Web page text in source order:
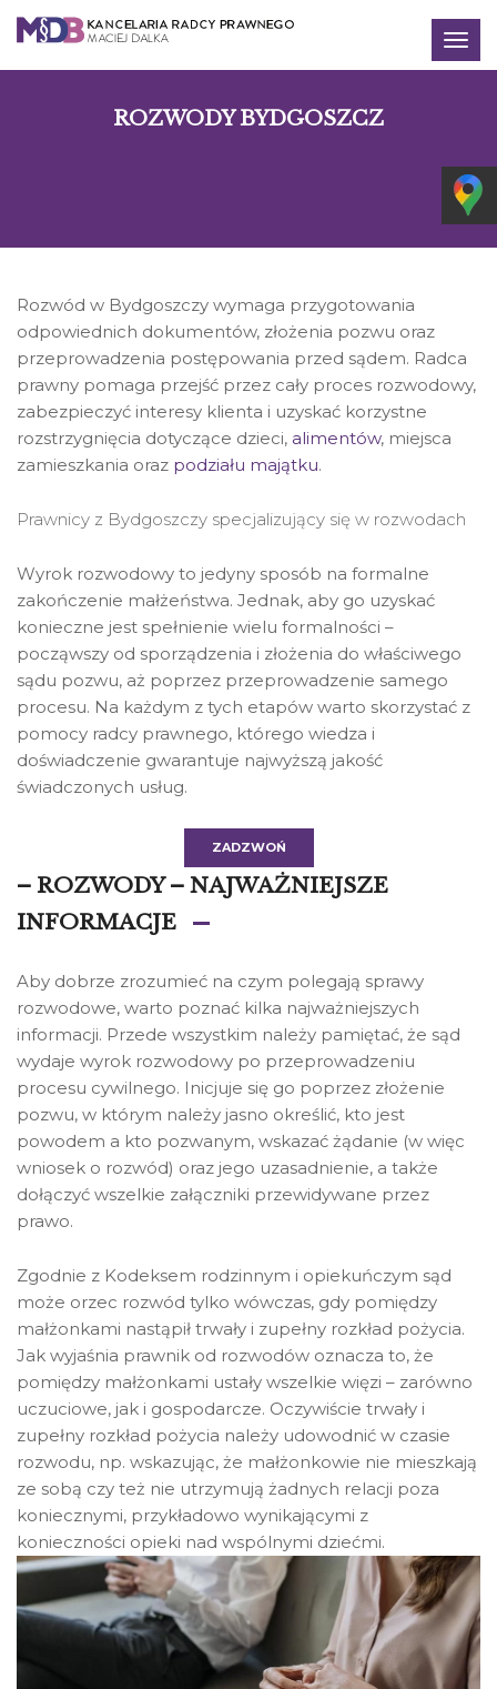
ROZWODY BYDGOSZCZ
Rozwód w Bydgoszczy wymaga przygotowania
odpowiednich dokumentów, złożenia pozwu oraz
przeprowadzenia postępowania przed sądem. Radca
prawny pomaga przejść przez cały proces rozwodowy,
zabezpieczyć interesy klienta i uzyskać korzystne
rozstrzygnięcia dotyczące dzieci, alimentów, miejsca
zamieszkania oraz podziału majątku.
Prawnicy z Bydgoszczy specjalizujący się w rozwodach
Wyrok rozwodowy to jedyny sposób na formalne
zakończenie małżeństwa. Jednak, aby go uzyskać
konieczne jest spełnienie wielu formalności –
począwszy od sporządzenia i złożenia do właściwego
sądu pozwu, aż poprzez przeprowadzenie samego
procesu. Na każdym z tych etapów warto skorzystać z
pomocy radcy prawnego, którego wiedza i
doświadczenie gwarantuje najwyższą jakość
świadczonych usług.
ZADZWOŃ
– ROZWODY – NAJWAŻNIEJSZE
INFORMACJE
Aby dobrze zrozumieć na czym polegają sprawy
rozwodowe, warto poznać kilka najważniejszych
informacji. Przede wszystkim należy pamiętać, że sąd
wydaje wyrok rozwodowy po przeprowadzeniu
procesu cywilnego. Inicjuje się go poprzez złożenie
pozwu, w którym należy jasno określić, kto jest
powodem a kto pozwanym, wskazać żądanie (w więc
wniosek o rozwód) oraz jego uzasadnienie, a także
dołączyć wszelkie załączniki przewidywane przez
prawo.
Zgodnie z Kodeksem rodzinnym i opiekuńczym sąd
może orzec rozwód tylko wówczas, gdy pomiędzy
małżonkami nastąpił trwały i zupełny rozkład pożycia.
Jak wyjaśnia prawnik od rozwodów oznacza to, że
pomiędzy małżonkami ustały wszelkie więzi – zarówno
uczuciowe, jak i gospodarcze. Oczywiście trwały i
zupełny rozkład pożycia należy udowodnić w czasie
rozwodu, np. wskazując, że małżonkowie nie mieszkają
ze sobą czy też nie utrzymują żadnych relacji poza
koniecznymi, przykładowo wynikającymi z
konieczności opieki nad wspólnymi dziećmi.